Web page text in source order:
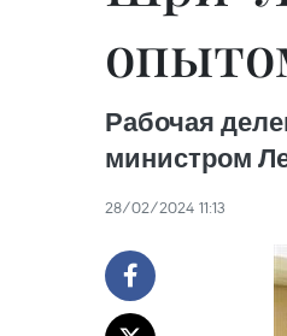
Рабочая
министром
28/02/2024 11:13